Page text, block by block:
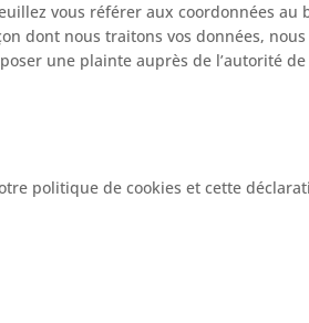
vous référer aux coordonnées au
dont nous traitons vos données,
une plainte auprès de l’autorité
politique de cookies et cette